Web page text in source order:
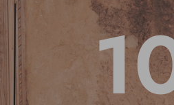
4/